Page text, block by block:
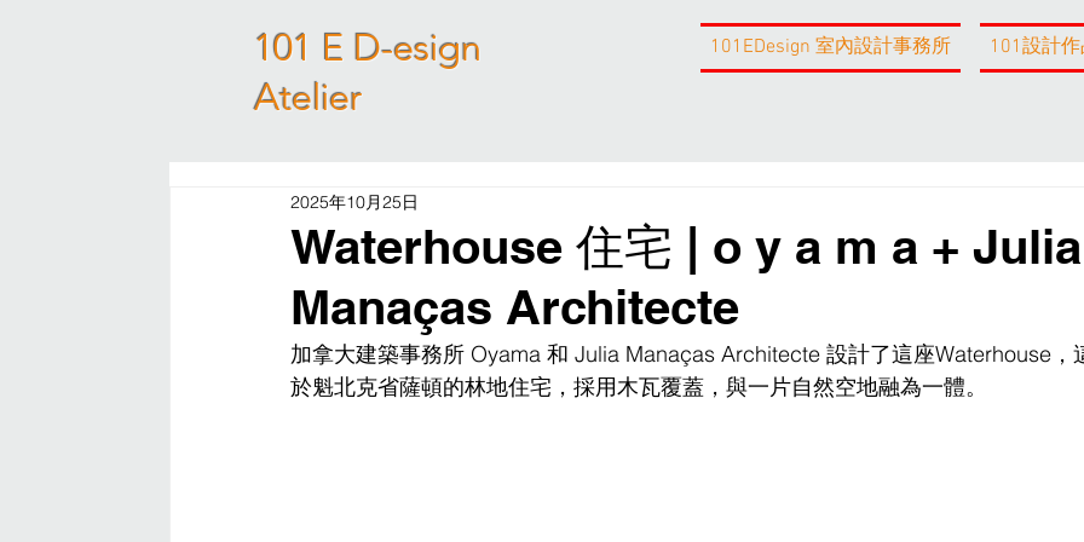
101 E D-esign
Atelier
101EDesign 室內設計事務所 101設計
Waterhouse 住宅 | o y a m a + Julia
Manaças Architecte
2025年10月25日
加拿大建築事務所 Oyama 和 Julia Manaças Architecte 設計了這座Waterhouse，
於魁北克省薩頓的林地住宅，採用木瓦覆蓋，與一片自然空地融為一體。